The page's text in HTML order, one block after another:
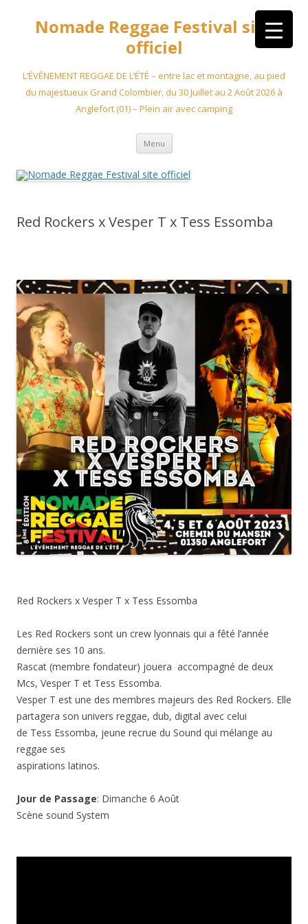
contenuNomade Reggae Festival site
officiel
L’ÉVÉNEMENT REGGAE DE L’ÉTÉ – entre lac et montagne, au pied
du majestueux Grand Colombier, du 30 Juillet au 2 Août 2026 à
Anglefort (01) – Plein air avec camping
Menu
Red Rockers x Vesper T x Tess Essomba
Red Rockers x Vesper T x Tess Essomba
Les Red Rockers sont un crew lyonnais qui a fêté l’année
dernière ses 10 ans.
Rascat (membre fondateur) jouera accompagné de deux
Mcs, Vesper T et Tess Essomba.
Vesper T est une des membres majeurs des Red Rockers. Elle
partagera son univers reggae, dub, digital avec celui
de Tess Essomba, jeune recrue du Sound qui mélange au
reggae ses
aspirations latinos.
Jour de Passage: Dimanche 6 Août
Scène sound System